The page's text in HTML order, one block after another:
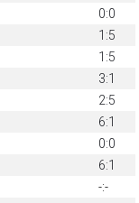
0:0
1:5
1:5
3:1
2:5
6:1
0:0
6:1
-:-